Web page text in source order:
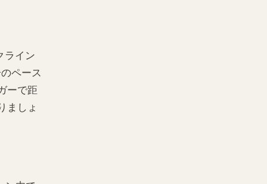
ライン
ペース
ーで距
ましょ